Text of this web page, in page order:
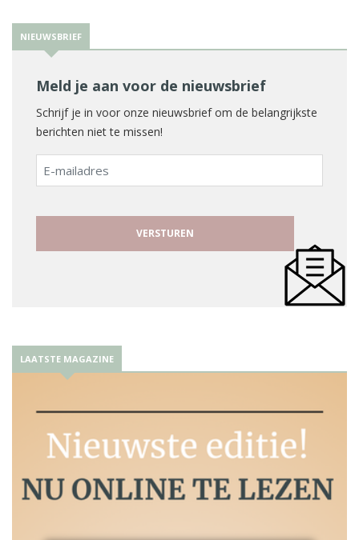
NIEUWSBRIEF
Meld je aan voor de nieuwsbrief
Schrijf je in voor onze nieuwsbrief om de belangrijkste
berichten niet te missen!
E-
mailadres
LAATSTE MAGAZINE